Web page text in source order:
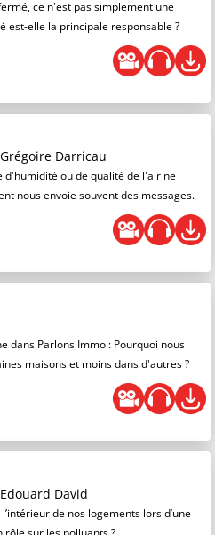
ce n'est pas simplement une
est-elle la principale responsable ?
Darricau
d'humidité ou de qualité de l'air ne
nous envoie souvent des messages.
dans Parlons Immo : Pourquoi nous
maisons et moins dans d'autres ?
David
de nos logements lors d’une